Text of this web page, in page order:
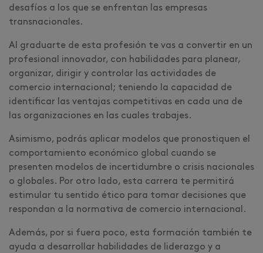
desafíos a los que se enfrentan las empresas
transnacionales.
Al graduarte de esta profesión te vas a convertir en un
profesional innovador, con habilidades para planear,
organizar, dirigir y controlar las actividades de
comercio internacional; teniendo la capacidad de
identificar las ventajas competitivas en cada una de
las organizaciones en las cuales trabajes.
Asimismo, podrás aplicar modelos que pronostiquen el
comportamiento económico global cuando se
presenten modelos de incertidumbre o crisis nacionales
o globales. Por otro lado, esta carrera te permitirá
estimular tu sentido ético para tomar decisiones que
respondan a la normativa de comercio internacional.
Además, por si fuera poco, esta formación también te
ayuda a desarrollar habilidades de liderazgo y a